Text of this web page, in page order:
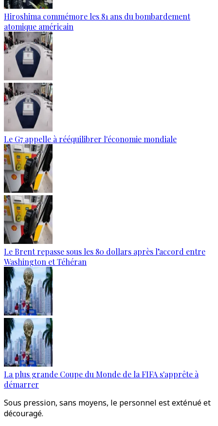
Hiroshima commémore les 81 ans du bombardement
atomique américain
Le G7 appelle à rééquilibrer l'économie mondiale
Le Brent repasse sous les 80 dollars après l’accord entre
Washington et Téhéran
La plus grande Coupe du Monde de la FIFA s'apprête à
démarrer
Sous pression, sans moyens, le personnel est exténué et
découragé.